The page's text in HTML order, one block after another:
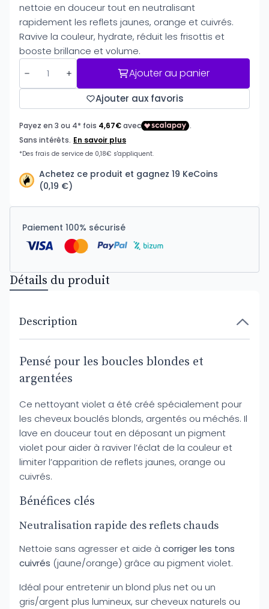
nettoie en douceur tout en neutralisant
rapidement les reflets jaunes, orange et cuivrés.
Ravive la couleur, hydrate, réduit les frisottis et
booste brillance et volume.
Ajouter au panier
Ajouter aux favoris
Achetez ce produit et gagnez 19 KeCoins
(0,19 €)
Paiement 100% sécurisé
Détails du produit
Description
Pensé pour les boucles blondes et
argentées
Ce nettoyant violet a été créé spécialement pour
les cheveux bouclés blonds, argentés ou méchés. Il
lave en douceur tout en déposant un pigment
violet pour aider à raviver l’éclat de la couleur et
limiter l’apparition de reflets jaunes, orange ou
cuivrés.
Bénéfices clés
Neutralisation rapide des reflets chauds
Nettoie sans agresser et aide à corriger les tons
cuivrés (jaune/orange) grâce au pigment violet.
Idéal pour entretenir un blond plus net ou un
gris/argent plus lumineux, sur cheveux naturels ou